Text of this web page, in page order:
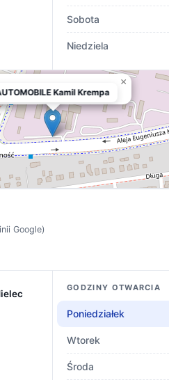
Sobota
Niedziela
Kamil Krempa
×
Kamil Krempa
Google)
GODZINY OTWARCIA
Poniedziałek
Wtorek
Środa